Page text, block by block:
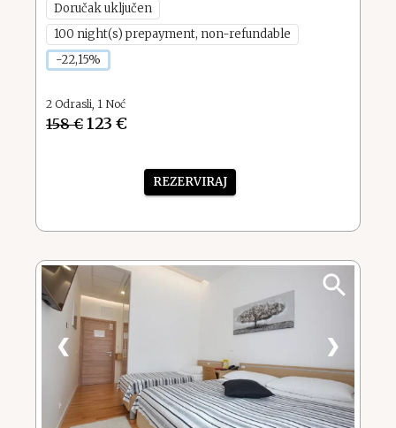
Doručak uključen
100 night(s) prepayment, non-refundable
-22,15%
2 Odrasli 1 Noć
158 € 123 €
REZERVIRAJ
❮ ❯